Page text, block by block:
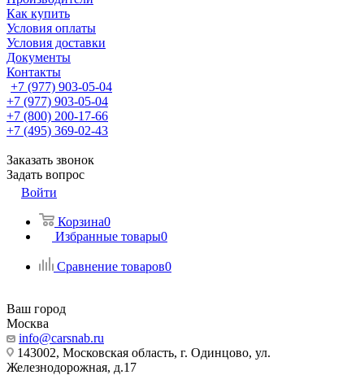
Как купить
Условия оплаты
Условия доставки
Документы
Контакты
+7 (977) 903-05-04
+7 (977) 903-05-04
+7 (800) 200-17-66
+7 (495) 369-02-43
Заказать звонок
Задать вопрос
Войти
Корзина0
Избранные товары0
Сравнение товаров0
Ваш город
Москва
info@carsnab.ru
143002, Московская область, г. Одинцово, ул.
Железнодорожная, д.17